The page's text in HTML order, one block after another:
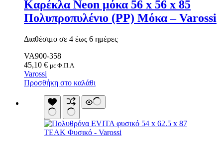
Τοίχοι Για Κιόσκια
Τσαντάκια Κρεμαστά
Τσαντάκια Μέσης
Υπνόσακοι
Υπόστεγο Αντιηλιακό
Ψυγεία
Ψυγειοτσάντες
Είδη Κατάδυσης
Αναπνευστήρες
Βατραχοπέδιλα
Γυαλάκια Πισίνας
Σετ Μάσκα-Αναπνευστήρας
Σκουφάκια Πισίνας
Στολές Κατάδυσης
Υποδήματα Θαλάσσης
Υποδήματα Παράλιας
Ψαροτούφεκα
Καρέκλα Neon μόκα 56 x 56 x 85
Πολυπροπυλένιο (PP) Μόκα – Varossi
Διαθέσιμο σε 4 έως 6 ημέρες
VA900-358
45,10 € με Φ.Π.Α
Varossi
Προσθήκη στο καλάθι